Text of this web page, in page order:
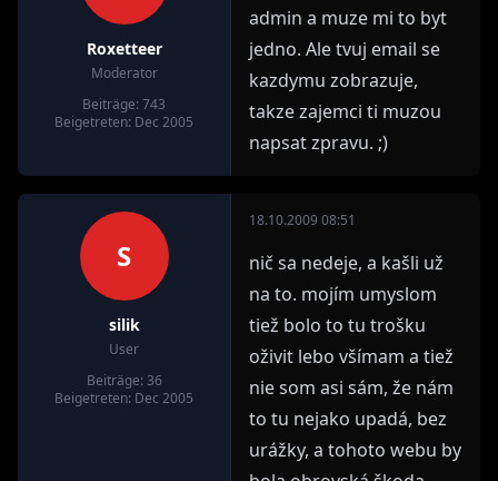
Roxetteer
Moderator
Beiträge: 743
Beigetreten: Dec 2005
admin a muze mi to byt
jedno. Ale tvuj email se
kazdymu zobrazuje,
takze zajemci ti muzou
napsat zpravu. ;)
S
silik
User
Beiträge: 36
Beigetreten: Dec 2005
18.10.2009 08:51
nič sa nedeje, a kašli už
na to. mojím umyslom
tiež bolo to tu trošku
oživit lebo všímam a tiež
nie som asi sám, že nám
to tu nejako upadá, bez
urážky, a tohoto webu by